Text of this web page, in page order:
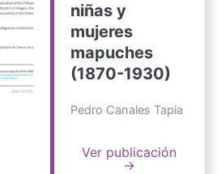
niñas y
mujeres
mapuches
(1870-1930)
Pedro Canales Tapia
Ver publicación
→